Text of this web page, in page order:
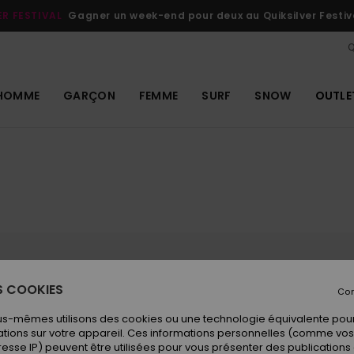
FESTIVAL Gagner un week-end pour deux au Quiksilver
GARÇON FEMME SURF SNOW
sommets à plus de 2500m d'altitude,
de pistes. Venez voir les webcams live
et l'enneignement. La station de
unique dans les Pyrénées : le
COOKIES
mêmes utilisons des cookies ou une technologie équivalente
sur votre appareil. Ces informations personnelles (comme
IP) peuvent être utilisées pour vous présenter des